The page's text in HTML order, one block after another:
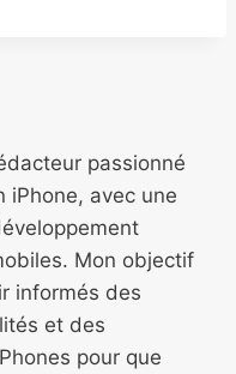
passionné
iPhone, avec une
Mon objectif
informés des
et des
pour que